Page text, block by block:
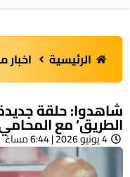
الرئيسية اخبار
شاهدوا: حلقة
الطريق‘ مع
4 يونيو 2026 | 6:44 مساءً